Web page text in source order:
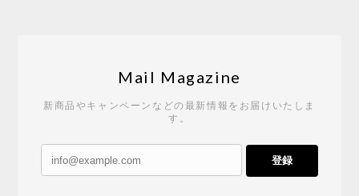
Mail Magazine
新商品やキャンペーンなどの最新情報をお届けいたしま
す。
登録